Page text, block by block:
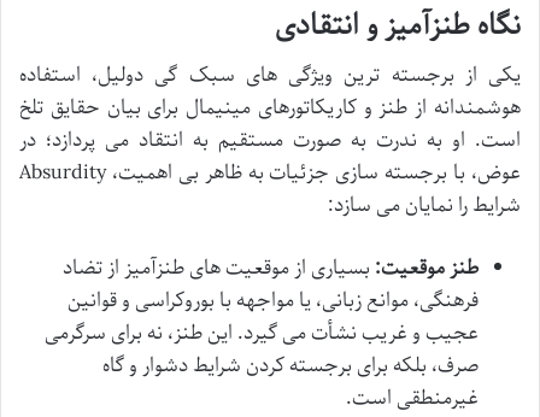
نگاه طنزآمیز و انتقادی
یکی از برجسته ترین ویژگی های سبک گی دولیل، استفاده
هوشمندانه از طنز و کاریکاتورهای مینیمال برای بیان حقایق تلخ
است. او به ندرت به صورت مستقیم به انتقاد می پردازد؛ در
عوض، با برجسته سازی جزئیات به ظاهر بی اهمیت، Absurdity
شرایط را نمایان می سازد:
طنز موقعیت: بسیاری از موقعیت های طنزآمیز از تضاد
فرهنگی، موانع زبانی، یا مواجهه با بوروکراسی و قوانین
عجیب و غریب نشأت می گیرد. این طنز، نه برای سرگرمی
صرف، بلکه برای برجسته کردن شرایط دشوار و گاه
غیرمنطقی است.